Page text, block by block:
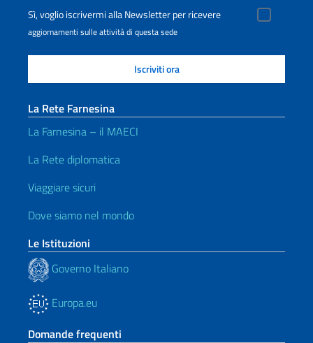
Sì, voglio iscrivermi alla Newsletter per ricevere
aggiornamenti sulle attività di questa sede
La Rete Farnesina
La Farnesina – il MAECI
La Rete diplomatica
Viaggiare sicuri
Dove siamo nel mondo
Le Istituzioni
Governo Italiano
Europa.eu
Domande frequenti